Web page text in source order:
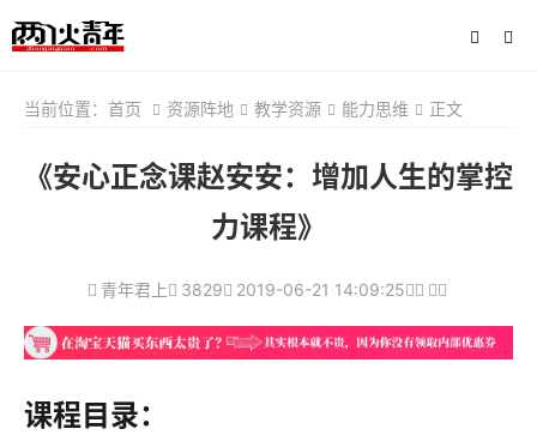
当前位置： 首页 资源阵地 教学资源 能力思维 正文
《安心正念课赵安安：增加人生的掌控
力课程》
青年君上 3829 2019-06-21 14:09:25
课程目录：